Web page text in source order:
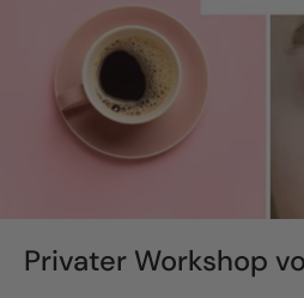
Privater Workshop